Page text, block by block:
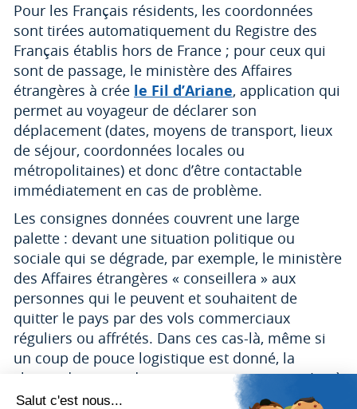
Pour les Français résidents, les coordonnées
sont tirées automatiquement du Registre des
Français établis hors de France ; pour ceux qui
sont de passage, le ministère des Affaires
étrangères à crée le Fil d’Ariane, application qui
permet au voyageur de déclarer son
déplacement (dates, moyens de transport, lieux
de séjour, coordonnées locales ou
métropolitaines) et donc d’être contactable
immédiatement en cas de problème.
Les consignes données couvrent une large
palette : devant une situation politique ou
sociale qui se dégrade, par exemple, le ministère
des Affaires étrangères « conseillera » aux
personnes qui le peuvent et souhaitent de
quitter le pays par des vols commerciaux
réguliers ou affrétés. Dans ces cas-là, même si
un coup de pouce logistique est donné, la
charge du retour demeure aux voyageurs et/ou à
leur assurance.